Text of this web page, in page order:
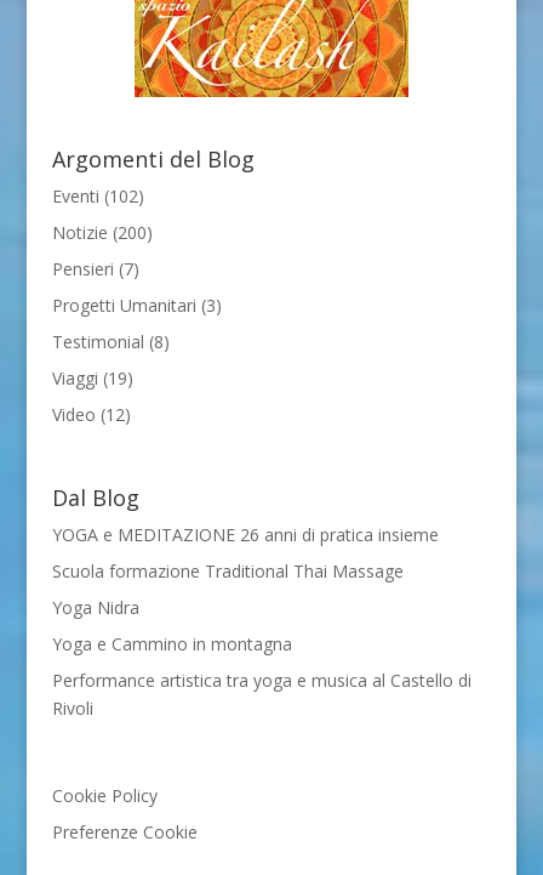
Argomenti del Blog
Eventi (102)
Notizie (200)
Pensieri (7)
Progetti Umanitari (3)
Testimonial (8)
Viaggi (19)
Video (12)
Dal Blog
YOGA e MEDITAZIONE 26 anni di pratica insieme
Scuola formazione Traditional Thai Massage
Yoga Nidra
Yoga e Cammino in montagna
Performance artistica tra yoga e musica al Castello di
Rivoli
Cookie Policy
Preferenze Cookie